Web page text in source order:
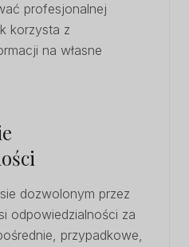
profesjonalnej
korzysta z
na własne
dozwolonym przez
odpowiedzialności za
przypadkowe,